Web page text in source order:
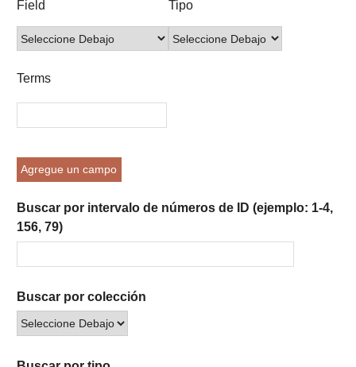
of
rows
in
por
un
campo
búsqueda
búsqueda
búsqueda
Búsqueda
Field Tipo
Terms
Agregue un campo
Buscar por intervalo de números de ID (ejemplo: 1-4,
156, 79)
Buscar por colección